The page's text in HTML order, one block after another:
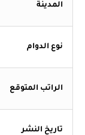
المدينة
نوع الدوام
الراتب المتوقع
تاريخ النشر